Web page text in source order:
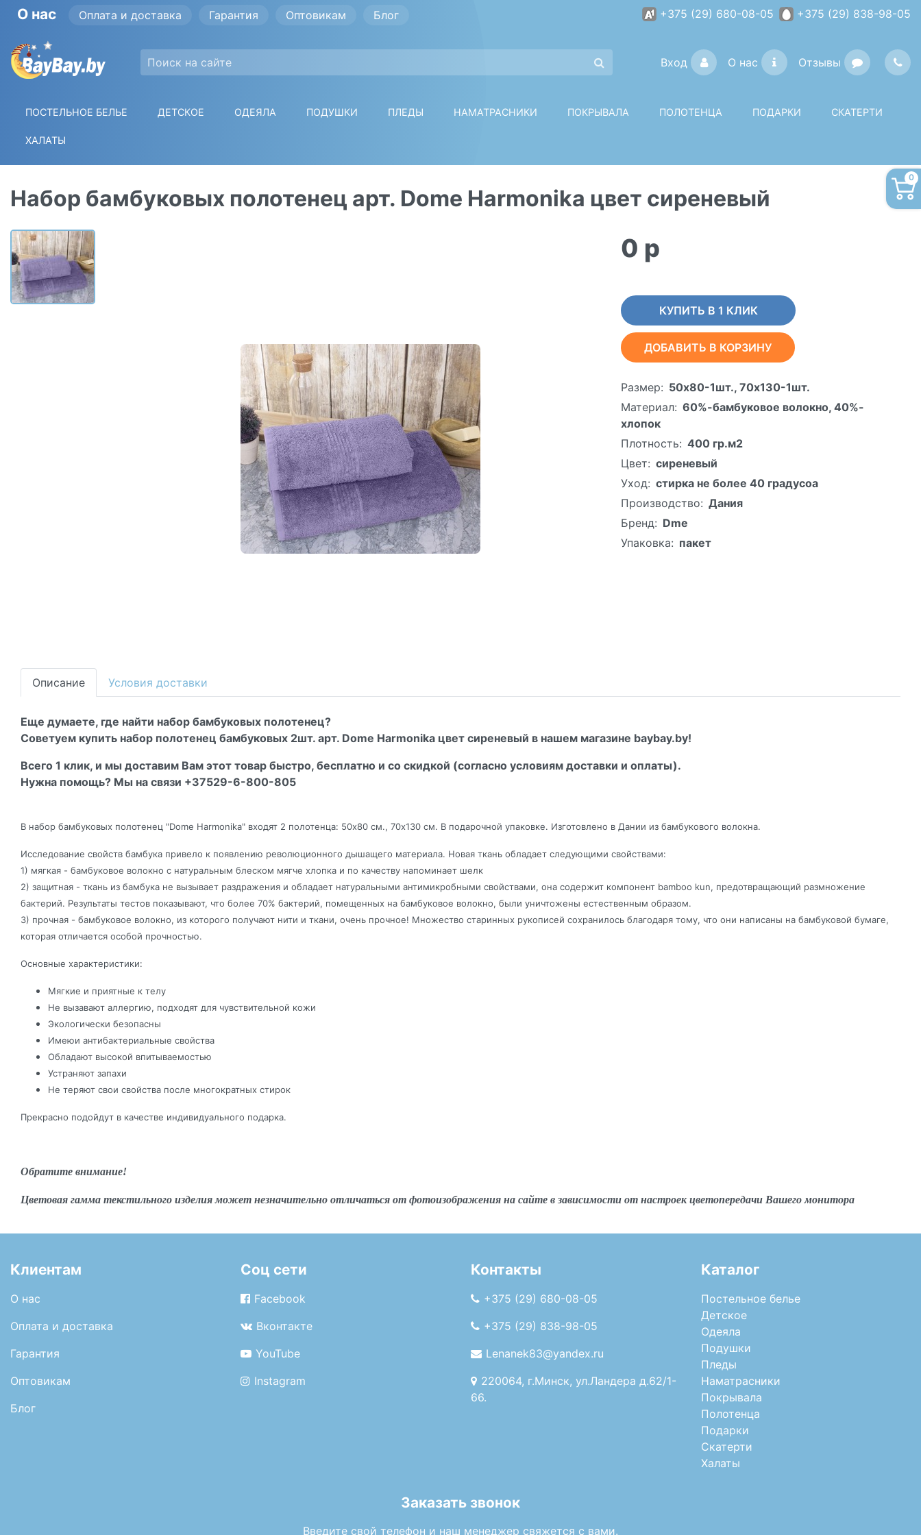
О нас Оплата и доставка Гарантия Оптовикам Блог +375 (29) 680-08-05 +375 (29) 838-98-05
Вход О нас Отзывы
0
ПОСТЕЛЬНОЕ БЕЛЬЕ ДЕТСКОЕ ОДЕЯЛА ПОДУШКИ ПЛЕДЫ НАМАТРАСНИКИ ПОКРЫВАЛА ПОЛОТЕНЦА ПОДАРКИ СКАТЕРТИ
ХАЛАТЫ
Набор бамбуковых полотенец арт. Dome Harmonika цвет сиреневый
0 p
КУПИТЬ В 1 КЛИК
ДОБАВИТЬ В КОРЗИНУ
Размер: 50х80-1шт., 70х130-1шт.
Материал: 60%-бамбуковое волокно, 40%-
хлопок
Плотность: 400 гр.м2
Цвет: сиреневый
Уход: стирка не более 40 градусоа
Производство: Дания
Бренд: Dme
Упаковка: пакет
Описание Условия доставки
Еще думаете, где найти набор бамбуковых полотенец?
Советуем купить набор полотенец бамбуковых 2шт. арт. Dome Harmonika цвет сиреневый в нашем магазине baybay.by!
Всего 1 клик, и мы доставим Вам этот товар быстро, бесплатно и со скидкой (согласно условиям доставки и оплаты).
Нужна помощь? Мы на связи +37529-6-800-805
В набор бамбуковых полотенец "Dome Harmonika" входят 2 полотенца: 50х80 см., 70х130 см. В подарочной упаковке. Изготовлено в Дании из бамбукового волокна.
Исследование свойств бамбука привело к появлению революционного дышащего материала. Новая ткань обладает следующими свойствами:
1) мягкая - бамбуковое волокно с натуральным блеском мягче хлопка и по качеству напоминает шелк
2) защитная - ткань из бамбука не вызывает раздражения и обладает натуральными антимикробными свойствами, она содержит компонент bamboo kun, предотвращающий размножение
бактерий. Результаты тестов показывают, что более 70% бактерий, помещенных на бамбуковое волокно, были уничтожены естественным образом.
3) прочная - бамбуковое волокно, из которого получают нити и ткани, очень прочное! Множество старинных рукописей сохранилось благодаря тому, что они написаны на бамбуковой бумаге,
которая отличается особой прочностью.
Основные характеристики:
Мягкие и приятные к телу
Не вызавают аллергию, подходят для чувствительной кожи
Экологически безопасны
Имеюи антибактериальные свойства
Обладают высокой впитываемостью
Устраняют запахи
Не теряют свои свойства после многократных стирок
Прекрасно подойдут в качестве индивидуального подарка.
Обратите внимание!
Цветовая гамма текстильного изделия может незначительно отличаться от фотоизображения на сайте в зависимости от настроек цветопередачи Вашего монитора
Клиентам
О нас
Оплата и доставка
Гарантия
Оптовикам
Блог
Соц сети
Facebook
Вконтакте
YouTube
Instagram
Контакты
+375 (29) 680-08-05
+375 (29) 838-98-05
Lenanek83@yandex.ru
220064, г.Минск, ул.Ландера д.62/1-
66.
Каталог
Постельное белье
Детское
Одеяла
Подушки
Пледы
Наматрасники
Покрывала
Полотенца
Подарки
Скатерти
Халаты
Заказать звонок
Введите свой телефон и наш менеджер свяжется с вами.